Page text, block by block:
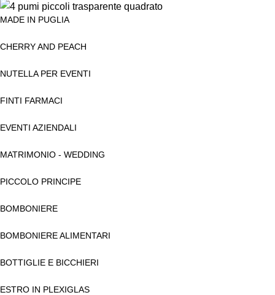
MADE IN PUGLIA
CHERRY AND PEACH
NUTELLA PER EVENTI
FINTI FARMACI
EVENTI AZIENDALI
MATRIMONIO - WEDDING
PICCOLO PRINCIPE
BOMBONIERE
BOMBONIERE ALIMENTARI
BOTTIGLIE E BICCHIERI
ESTRO IN PLEXIGLAS